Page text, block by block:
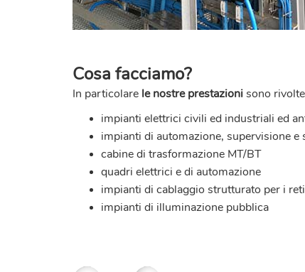
Cosa facciamo?
In particolare le nostre prestazionisono
impianti elettrici civili ed industriali ed
impianti di automazione, supervisione e
cabine di trasformazione MT/BT
quadri elettrici e di automazione
impianti di cablaggio strutturato per i
impianti di illuminazione pubblica